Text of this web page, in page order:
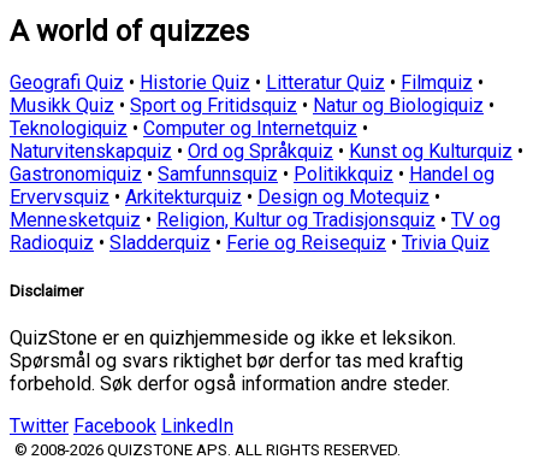
A world of quizzes
Geografi Quiz • Historie Quiz • Litteratur Quiz • Filmquiz •
Musikk Quiz • Sport og Fritidsquiz • Natur og Biologiquiz •
Teknologiquiz • Computer og Internetquiz •
Naturvitenskapquiz • Ord og Språkquiz • Kunst og Kulturquiz •
Gastronomiquiz • Samfunnsquiz • Politikkquiz • Handel og
Ervervsquiz • Arkitekturquiz • Design og Motequiz •
Mennesketquiz • Religion, Kultur og Tradisjonsquiz • TV og
Radioquiz • Sladderquiz • Ferie og Reisequiz • Trivia Quiz
Disclaimer
QuizStone er en quizhjemmeside og ikke et leksikon.
Spørsmål og svars riktighet bør derfor tas med kraftig
forbehold. Søk derfor også information andre steder.
Twitter Facebook LinkedIn
© 2008-2026 QUIZSTONE APS. ALL RIGHTS RESERVED.